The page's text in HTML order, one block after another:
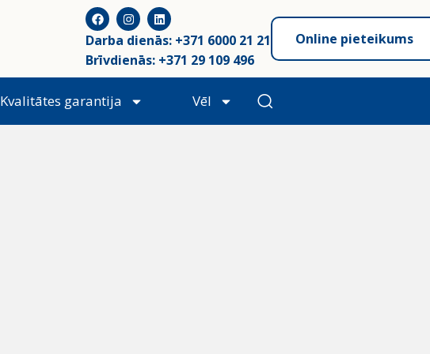
Darba dienās: +371 6000 21 21
Brīvdienās: +371 29 109 496
Online pieteikums
Kvalitātes garantija Vēl